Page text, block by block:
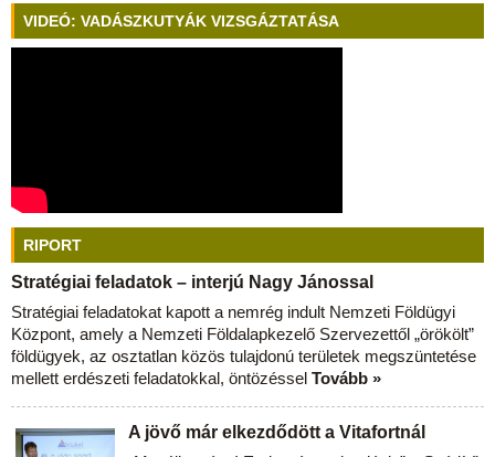
VIDEÓ: VADÁSZKUTYÁK VIZSGÁZTATÁSA
RIPORT
Stratégiai feladatok – interjú Nagy Jánossal
Stratégiai feladatokat kapott a nemrég indult Nemzeti Földügyi
Központ, amely a Nemzeti Földalapkezelő Szervezettől „örökölt”
földügyek, az osztatlan közös tulajdonú területek megszüntetése
mellett erdészeti feladatokkal, öntözéssel Tovább »
A jövő már elkezdődött a Vitafortnál